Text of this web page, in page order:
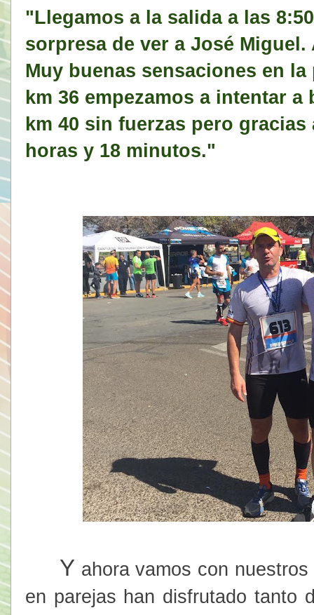
"Llegamos a la salida a las
sorpresa de ver a José
Muy buenas sensaciones en
km 36 empezamos a intentar
km 40 sin fuerzas pero
horas y 18 minutos."
Y ahora vamos con
en parejas han disfrutado tanto